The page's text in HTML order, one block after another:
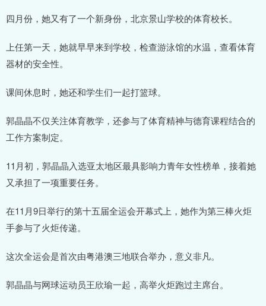
四月份，她又有了一个新身份，北京景山学校的体育校长。
上任第一天，她就早早来到学校，检查游泳馆的水温，查看体育
器材的安全性。
课间休息时，她还和学生们一起打篮球。
郭晶晶不仅关注体育教学，还参与了体育精神与德育课程结合的
工作方案制定。
11月初，郭晶晶入选亚太地区最具影响力青年女性榜单，接着她
又承担了一项重要任务。
在11月9日举行的第十五届全运会开幕式上，她作为第三棒火炬
手参与了火炬传递。
这次全运会是首次由粤港澳三地联合举办，意义非凡。
郭晶晶与网球运动员王欣瑜一起，高举火炬跑过主席台。